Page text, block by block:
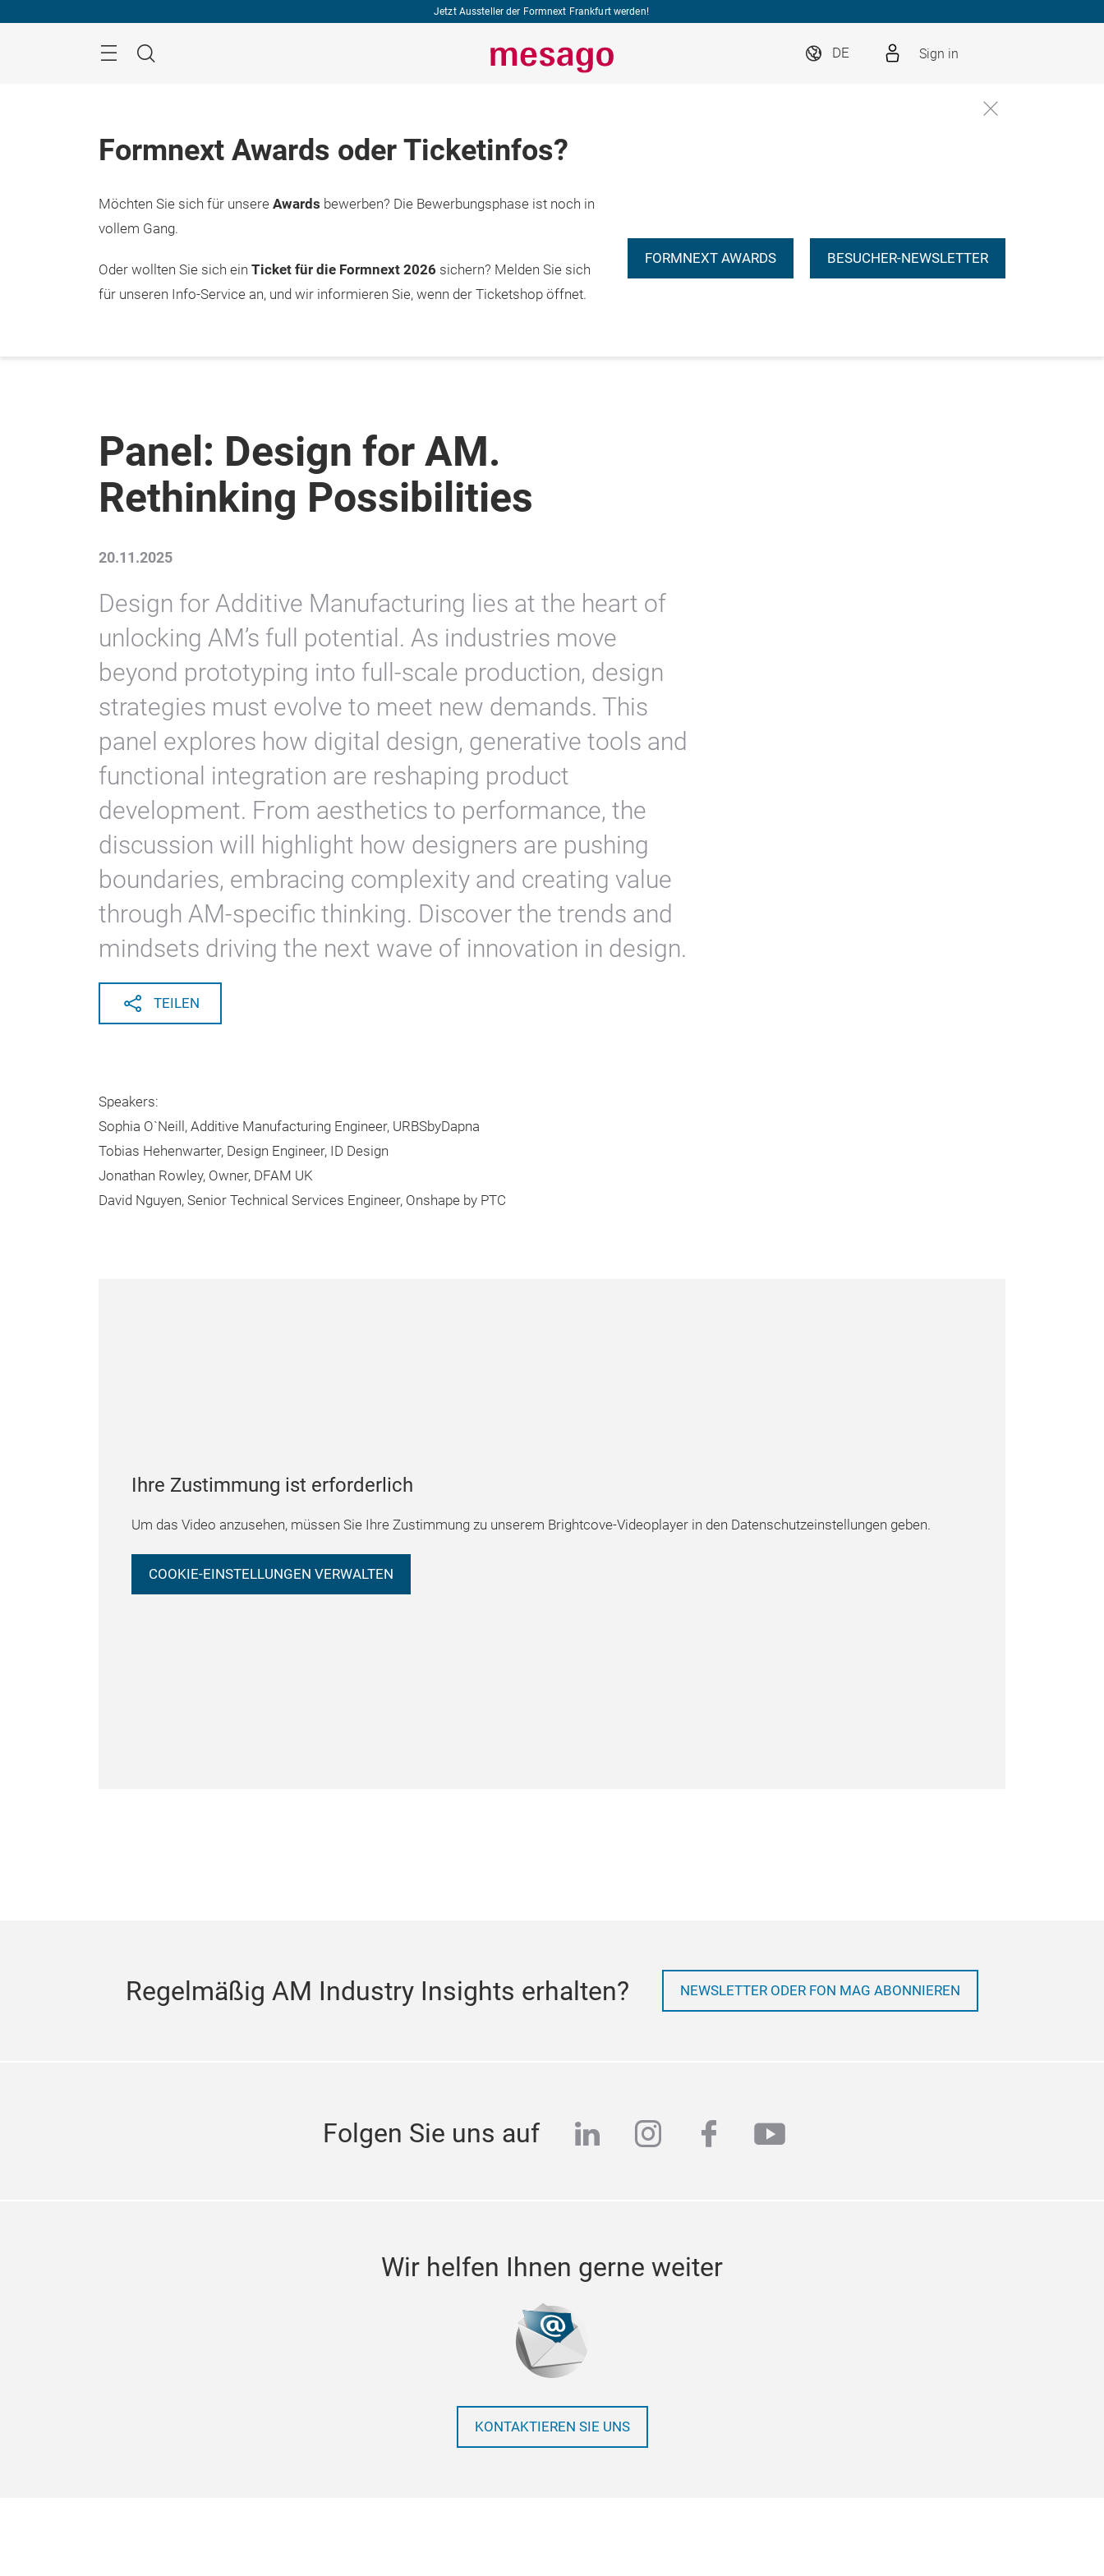
Jetzt Aussteller der Formnext Frankfurt werden!
Suche
DE Sign in
Formnext Awards oder Ticketinfos?
Möchten Sie sich für unsere Awards bewerben? Die Bewerbungsphase ist noch in
vollem Gang.
Oder wollten Sie sich ein Ticket für die Formnext 2026 sichern? Melden Sie sich
für unseren Info-Service an, und wir informieren Sie, wenn der Ticketshop öffnet.
FORMNEXT AWARDS BESUCHER-NEWSLETTER
Panel: Design for AM.
Rethinking Possibilities
20.11.2025
Design for Additive Manufacturing lies at the heart of
unlocking AM’s full potential. As industries move
beyond prototyping into full-scale production, design
strategies must evolve to meet new demands. This
panel explores how digital design, generative tools and
functional integration are reshaping product
development. From aesthetics to performance, the
discussion will highlight how designers are pushing
boundaries, embracing complexity and creating value
through AM-specific thinking. Discover the trends and
mindsets driving the next wave of innovation in design.
TEILEN
Speakers:
Sophia O`Neill, Additive Manufacturing Engineer, URBSbyDapna
Tobias Hehenwarter, Design Engineer, ID Design
Jonathan Rowley, Owner, DFAM UK
David Nguyen, Senior Technical Services Engineer, Onshape by PTC
Ihre Zustimmung ist erforderlich
Um das Video anzusehen, müssen Sie Ihre Zustimmung zu unserem Brightcove-Videoplayer in den Datenschutzeinstellungen geben.
COOKIE-EINSTELLUNGEN VERWALTEN
Regelmäßig AM Industry Insights erhalten? NEWSLETTER ODER FON MAG ABONNIEREN
Folgen Sie uns auf linkedininstagram
facebook
youtube
Wir helfen Ihnen gerne weiter
KONTAKTIEREN SIE UNS